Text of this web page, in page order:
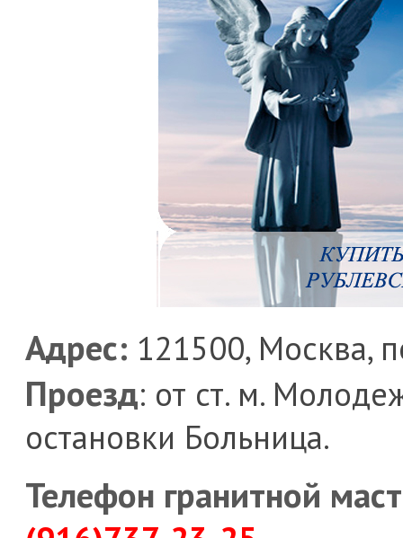
Адрес: 121500, Москва,
Проезд: от ст. м.
остановки Больница.
Телефон гранитной